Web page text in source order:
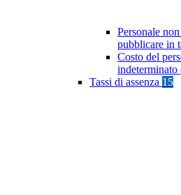
Personale
pubblicare in
Costo del
indeterminato
Tassi di assenza 15